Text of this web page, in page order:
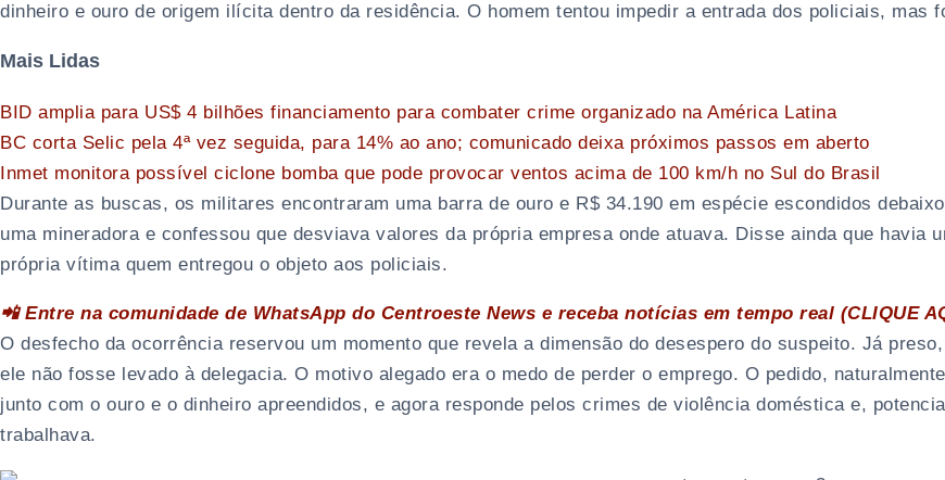
dinheiro e ouro de origem ilícita dentro da residência. O homem tentou impedir a entrada dos policiais, mas
Mais Lidas
BID amplia para US$ 4 bilhões financiamento para combater crime organizado na América Latina
BC corta Selic pela 4ª vez seguida, para 14% ao ano; comunicado deixa próximos passos em aberto
Inmet monitora possível ciclone bomba que pode provocar ventos acima de 100 km/h no Sul do Brasil
Durante as buscas, os militares encontraram uma barra de ouro e R$ 34.190 em espécie escondidos
uma mineradora e confessou que desviava valores da própria empresa onde atuava. Disse ainda que havia
própria vítima quem entregou o objeto aos policiais.
📲 Entre na comunidade de WhatsApp do Centroeste News e receba notícias em tempo real (CLIQUE
O desfecho da ocorrência reservou um momento que revela a dimensão do desespero do suspeito. Já
ele não fosse levado à delegacia. O motivo alegado era o medo de perder o emprego. O pedido,
junto com o ouro e o dinheiro apreendidos, e agora responde pelos crimes de violência doméstica e,
trabalhava.